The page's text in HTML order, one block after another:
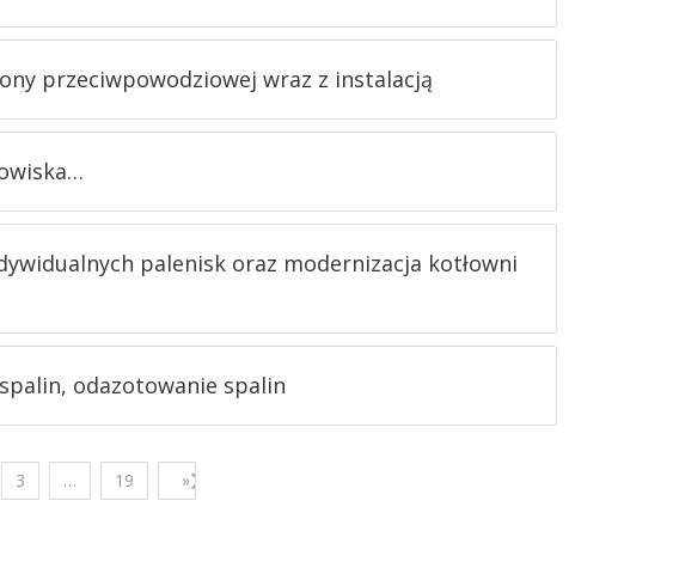
przeciwpowodziowej wraz z instalacją
palenisk oraz modernizacja kotłowni
odazotowanie spalin
3 … 19 »